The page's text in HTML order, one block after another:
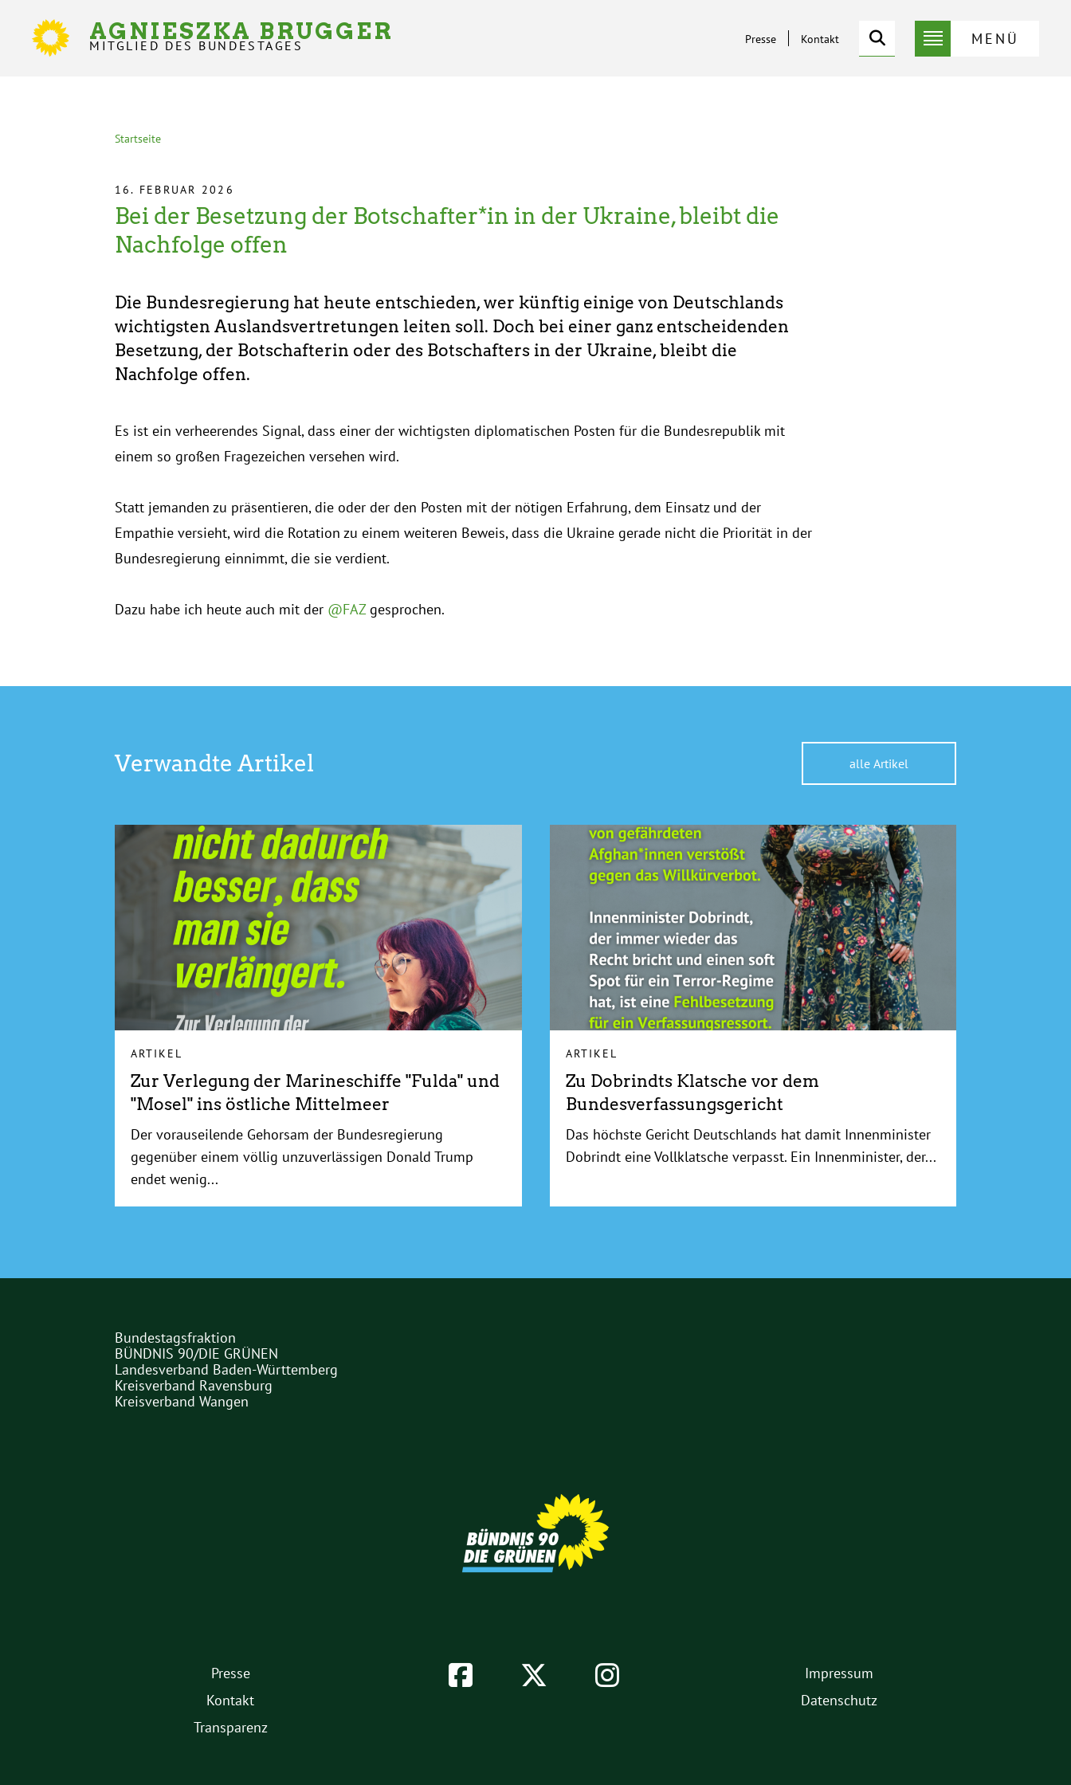
Inhalt
AGNIESZKA BRUGGER
MITGLIED DES BUNDESTAGES MENÜ
Suche
Service-
Presse Kontakt
Pfadnavigation
Startseite
16. FEBRUAR 2026
Bei der Besetzung der Botschafter*in in der Ukraine, bleibt die
Nachfolge offen
Die Bundesregierung hat heute entschieden, wer künftig einige von Deutschlands
wichtigsten Auslandsvertretungen leiten soll. Doch bei einer ganz entscheidenden
Besetzung, der Botschafterin oder des Botschafters in der Ukraine, bleibt die
Nachfolge offen.
Es ist ein verheerendes Signal, dass einer der wichtigsten diplomatischen Posten für die Bundesrepublik mit
einem so großen Fragezeichen versehen wird.
Statt jemanden zu präsentieren, die oder der den Posten mit der nötigen Erfahrung, dem Einsatz und der
Empathie versieht, wird die Rotation zu einem weiteren Beweis, dass die Ukraine gerade nicht die Priorität in der
Bundesregierung einnimmt, die sie verdient.
Dazu habe ich heute auch mit der @FAZgesprochen.
Verwandte Artikel
ARTIKEL
Zur Verlegung der Marineschiffe "Fulda" und
"Mosel" ins östliche Mittelmeer
Der vorauseilende Gehorsam der Bundesregierung
gegenüber einem völlig unzuverlässigen Donald Trump
endet wenig...
ARTIKEL
Zu Dobrindts Klatsche vor dem
Bundesverfassungsgericht
Das höchste Gericht Deutschlands hat damit Innenminister
Dobrindt eine Vollklatsche verpasst. Ein Innenminister, der...
alle Artikel
Partner
Links
Bundestagsfraktion
BÜNDNIS 90/DIE GRÜNEN
Landesverband Baden-Württemberg
Kreisverband Ravensburg
Kreisverband Wangen
Fußmenü
Presse
Kontakt
Transparenz
SozialeFacebookTwitter
2.
Fußmenü
Impressum
Datenschutz